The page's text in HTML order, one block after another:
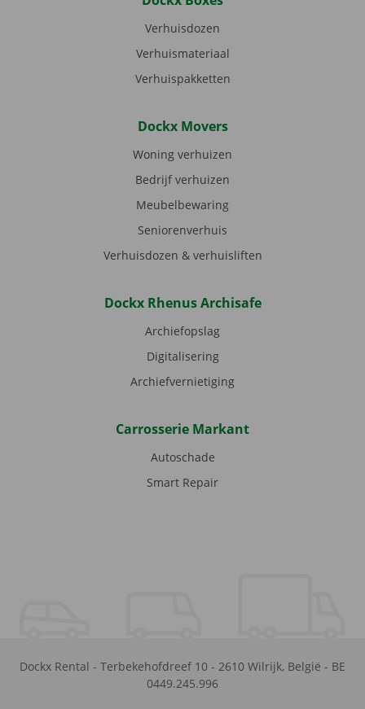
Verhuisdozen
Verhuismateriaal
Verhuispakketten
Dockx Movers
Woning verhuizen
Bedrijf verhuizen
Meubelbewaring
Seniorenverhuis
Verhuisdozen & verhuisliften
Dockx Rhenus Archisafe
Archiefopslag
Digitalisering
Archiefvernietiging
Carrosserie Markant
Autoschade
Smart Repair
Dockx Rental - Terbekehofdreef 10 - 2610 Wilrijk, België - BE
0449.245.996